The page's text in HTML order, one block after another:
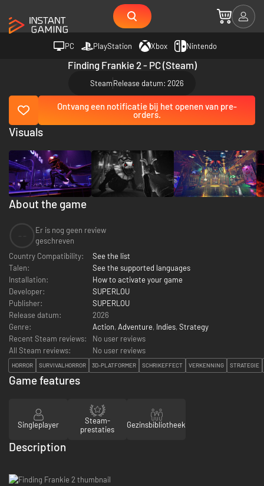
PC PlayStation Xbox Nintendo
Finding Frankie 2 - PC (Steam)
SteamRelease datum: 2026
Ontvang een notificatie bij het openen van pre-
orders.
About the game
Er is nog geen review
geschreven
Country Compatibility:
See the list
Talen:
See the supported languages
Installation:
How to activate your game
Developer:
SUPERLOU
Publisher:
SUPERLOU
Release datum:
2026
Genre:
Action, Adventure, Indies, Strategy
Recent Steam reviews:
No user reviews
All Steam reviews:
No user reviews
HORROR SURVIVALHORROR 3D-PLATFORMER SCHRIKEFFECT VERKENNING STRATEGIE
Visuals
Game features
Singleplayer
Steam-
prestaties
Gezinsbibliotheek
Description